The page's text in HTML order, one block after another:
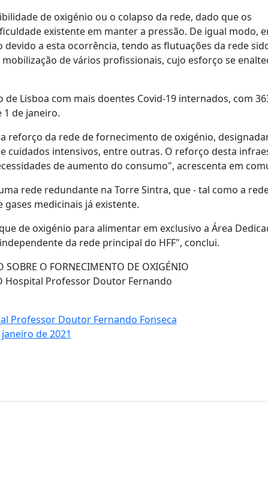
de oxigénio ou o colapso da rede, dado que os
existente em manter a pressão. De igual modo,
a esta ocorrência, tendo as flutuações da rede
de vários profissionais, cujo esforço se
Lisboa com mais doentes Covid-19 internados, com
1 de janeiro.
reforço da rede de fornecimento de oxigénio,
cuidados intensivos, entre outras. O reforço desta
de aumento do consumo", acrescenta em
rede redundante na Torre Sintra, que - tal como a
medicinais já existente.
de oxigénio para alimentar em exclusivo a Área
da rede principal do HFF", conclui.
SOBRE O FORNECIMENTO DE OXIGÉNIO
Hospital Professor Doutor Fernando
Professor Doutor Fernando Fonseca
de 2021